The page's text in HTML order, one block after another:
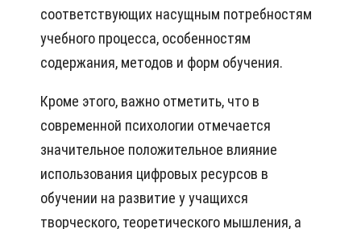
соответствующих насущным потребностям
учебного процесса, особенностям
содержания, методов и форм обучения.
Кроме этого, важно отметить, что в
современной психологии отмечается
значительное положительное влияние
использования цифровых ресурсов в
обучении на развитие у учащихся
творческого, теоретического мышления, а